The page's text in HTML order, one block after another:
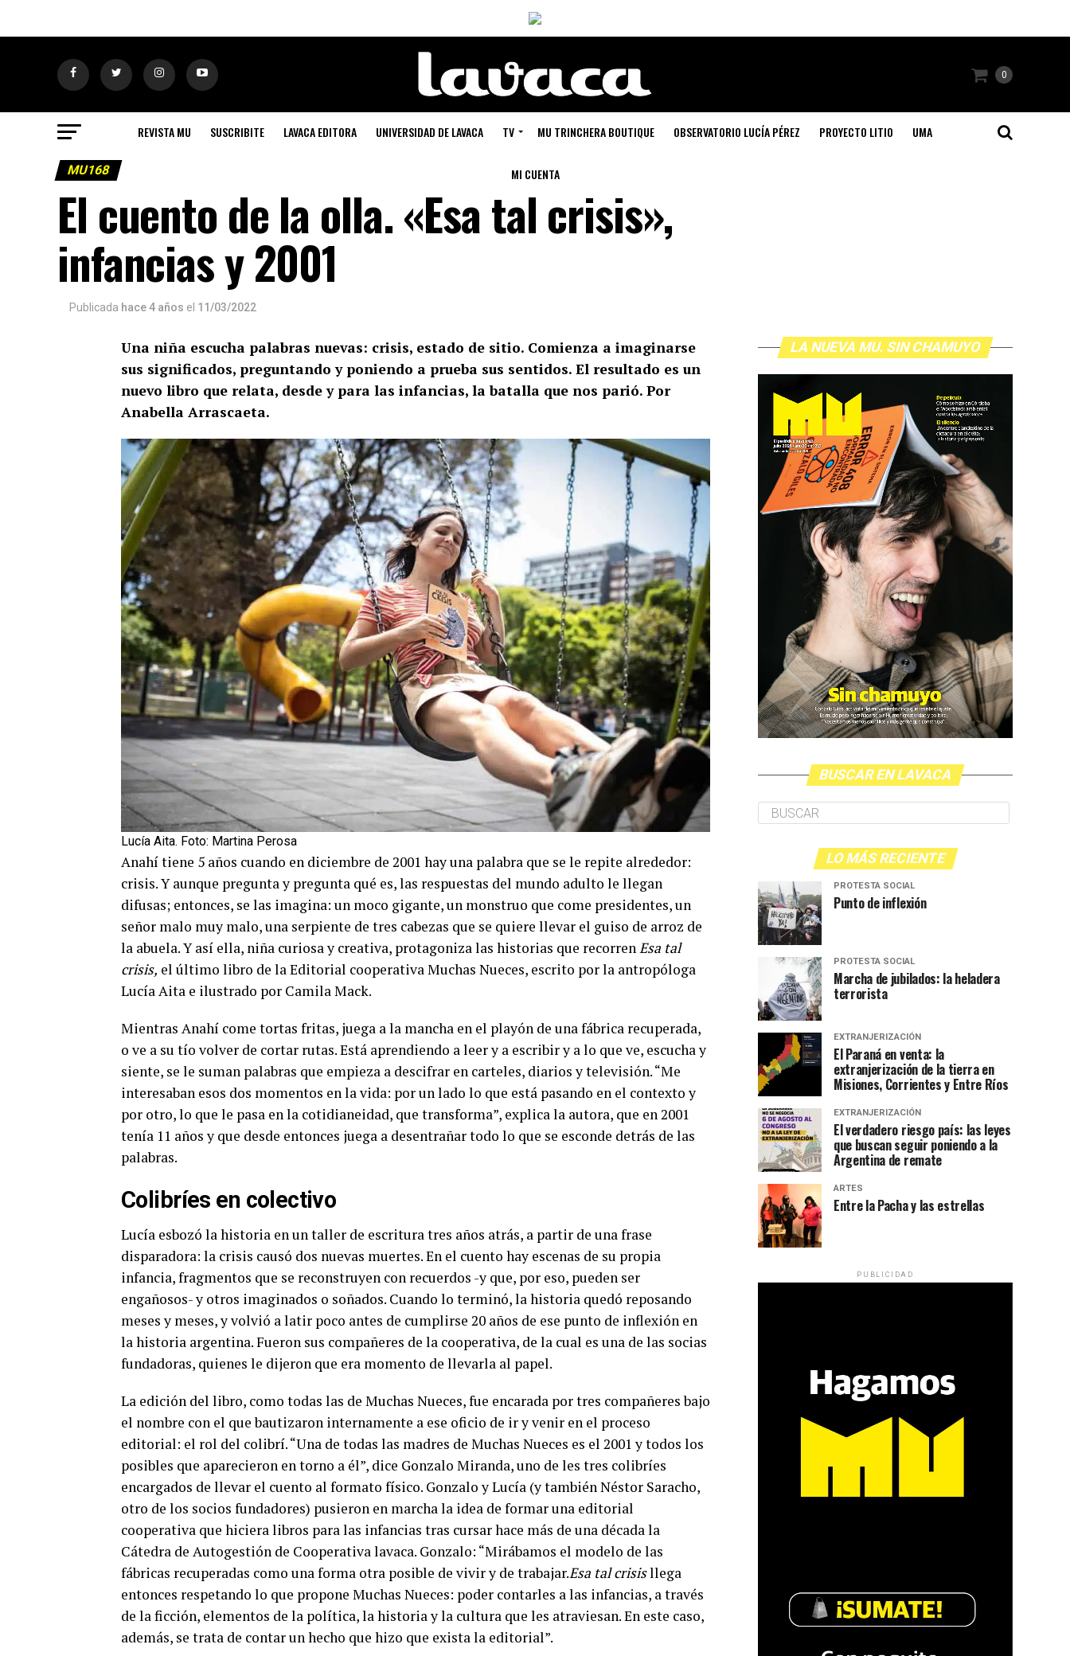
0
REVISTA MU SUSCRIBITE LAVACA EDITORA UNIVERSIDAD DE LAVACA TV MU TRINCHERA BOUTIQUE OBSERVATORIO LUCÍA PÉREZ PROYECTO LITIO UMA
MI CUENTA
MU168
El cuento de la olla. «Esa tal crisis»,
infancias y 2001
Publicada hace 4 años el 11/03/2022
Una niña escucha palabras nuevas: crisis, estado de sitio. Comienza a imaginarse
sus significados, preguntando y poniendo a prueba sus sentidos. El resultado es un
nuevo libro que relata, desde y para las infancias, la batalla que nos parió. Por
Anabella Arrascaeta.
Lucía Aita. Foto: Martina Perosa
Anahí tiene 5 años cuando en diciembre de 2001 hay una palabra que se le repite alrededor:
crisis. Y aunque pregunta y pregunta qué es, las respuestas del mundo adulto le llegan
difusas; entonces, se las imagina: un moco gigante, un monstruo que come presidentes, un
señor malo muy malo, una serpiente de tres cabezas que se quiere llevar el guiso de arroz de
la abuela. Y así ella, niña curiosa y creativa, protagoniza las historias que recorren Esa tal
crisis, el último libro de la Editorial cooperativa Muchas Nueces, escrito por la antropóloga
Lucía Aita e ilustrado por Camila Mack.
Mientras Anahí come tortas fritas, juega a la mancha en el playón de una fábrica recuperada,
o ve a su tío volver de cortar rutas. Está aprendiendo a leer y a escribir y a lo que ve, escucha y
siente, se le suman palabras que empieza a descifrar en carteles, diarios y televisión. “Me
interesaban esos dos momentos en la vida: por un lado lo que está pasando en el contexto y
por otro, lo que le pasa en la cotidianeidad, que transforma”, explica la autora, que en 2001
tenía 11 años y que desde entonces juega a desentrañar todo lo que se esconde detrás de las
palabras.
Colibríes en colectivo
Lucía esbozó la historia en un taller de escritura tres años atrás, a partir de una frase
disparadora: la crisis causó dos nuevas muertes. En el cuento hay escenas de su propia
infancia, fragmentos que se reconstruyen con recuerdos -y que, por eso, pueden ser
engañosos- y otros imaginados o soñados. Cuando lo terminó, la historia quedó reposando
meses y meses, y volvió a latir poco antes de cumplirse 20 años de ese punto de inflexión en
la historia argentina. Fueron sus compañeres de la cooperativa, de la cual es una de las socias
fundadoras, quienes le dijeron que era momento de llevarla al papel.
La edición del libro, como todas las de Muchas Nueces, fue encarada por tres compañeres bajo
el nombre con el que bautizaron internamente a ese oficio de ir y venir en el proceso
editorial: el rol del colibrí. “Una de todas las madres de Muchas Nueces es el 2001 y todos los
posibles que aparecieron en torno a él”, dice Gonzalo Miranda, uno de les tres colibríes
encargados de llevar el cuento al formato físico. Gonzalo y Lucía (y también Néstor Saracho,
otro de los socios fundadores) pusieron en marcha la idea de formar una editorial
cooperativa que hiciera libros para las infancias tras cursar hace más de una década la
Cátedra de Autogestión de Cooperativa lavaca. Gonzalo: “Mirábamos el modelo de las
fábricas recuperadas como una forma otra posible de vivir y de trabajar.Esa tal crisisllega
entonces respetando lo que propone Muchas Nueces: poder contarles a las infancias, a través
de la ficción, elementos de la política, la historia y la cultura que les atraviesan. En este caso,
además, se trata de contar un hecho que hizo que exista la editorial”.
LA NUEVA MU. SIN CHAMUYO
BUSCAR EN LAVACA
LO MÁS RECIENTE
PROTESTA SOCIAL
Punto de inflexión
PROTESTA SOCIAL
Marcha de jubilados: la heladera
terrorista
EXTRANJERIZACIÓN
El Paraná en venta: la
extranjerización de la tierra en
Misiones, Corrientes y Entre Ríos
EXTRANJERIZACIÓN
El verdadero riesgo país: las leyes
que buscan seguir poniendo a la
Argentina de remate
ARTES
Entre la Pacha y las estrellas
PUBLICIDAD